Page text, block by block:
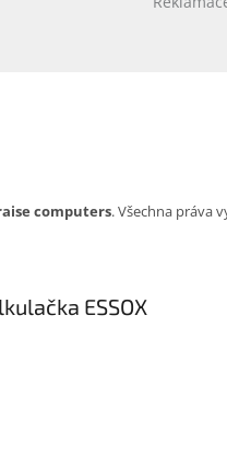
computers. Všechna práva
ESSOX